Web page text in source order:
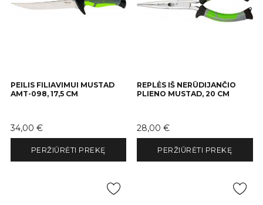
PEILIS FILIAVIMUI MUSTAD
AMT-098, 17,5 CM
Kaina
34,00 €
PERŽIŪRĖTI PREKĘ
REPLĖS IŠ NERŪDIJANČIO
PLIENO MUSTAD, 20 CM
Kaina
28,00 €
PERŽIŪRĖTI PREKĘ